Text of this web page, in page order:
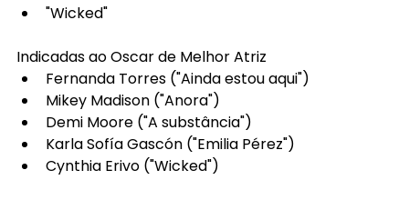
"Wicked"
Indicadas ao Oscar de Melhor Atriz
Fernanda Torres ("Ainda estou aqui")
Mikey Madison ("Anora")
Demi Moore ("A substância")
Karla Sofía Gascón ("Emilia Pérez")
Cynthia Erivo ("Wicked")